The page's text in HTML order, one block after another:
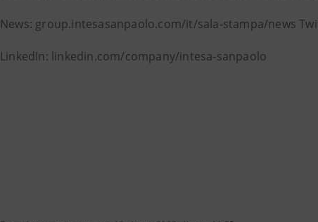
News: group.intesasanpaolo.com/it/sala-stampa/news
LinkedIn: linkedin.com/company/intesa-sanpaolo